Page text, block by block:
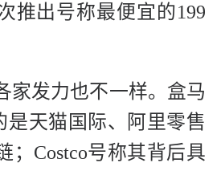
推出号称最便宜的199
家发力也不一样。盒马
是天猫国际、阿里零售
；Costco号称其背后具